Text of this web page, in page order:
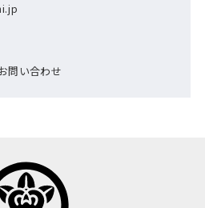
問い合わせ